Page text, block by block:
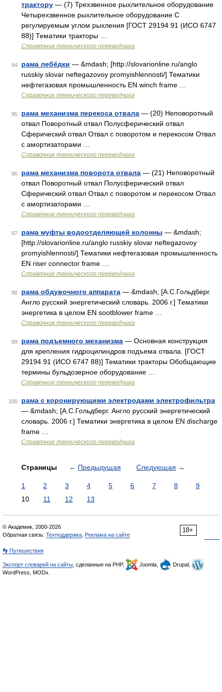
трактору — (7) Трехзвенное рыхлительное оборудование
Четырехзвенное рыхлительное оборудование С
регулируемым углом рыхления [ГОСТ 29194 91 (ИСО 6747
88)] Тематики тракторы …
Справочник технического переводчика
94 рама лебёдки — &mdash; [http://slovarionline.ru/anglo
russkiy slovar neftegazovoy promyishlennosti/] Тематики
нефтегазовая промышленность EN winch frame …
Справочник технического переводчика
95 рама механизма перекоса отвала — (20) Неповоротный
отвал Поворотный отвал Полусферический отвал
Сферический отвал Отвал с поворотом и перекосом Отвал
с амортизаторами …
Справочник технического переводчика
96 рама механизма поворота отвала — (21) Неповоротный
отвал Поворотный отвал Полусферический отвал
Сферический отвал Отвал с поворотом и перекосом Отвал
с амортизаторами …
Справочник технического переводчика
97 рама муфты водоотделяющей колонны — &mdash;
[http://slovarionline.ru/anglo russkiy slovar neftegazovoy
promyishlennosti/] Тематики нефтегазовая промышленность
EN riser connector frame …
Справочник технического переводчика
98 рама обдувочного аппарата — &mdash; [А.С.Гольдберг.
Англо русский энергетический словарь. 2006 г.] Тематики
энергетика в целом EN sootblower frame …
Справочник технического переводчика
99 рама подъемного механизма — Основная конструкция
для крепления гидроцилиндров подъема отвала. [ГОСТ
29194 91 (ИСО 6747 88)] Тематики тракторы Обобщающие
термины бульдозерное оборудование …
Справочник технического переводчика
100
рама с коронирующими электродами электрофильтра
— &mdash; [А.С.Гольдберг. Англо русский энергетический
словарь. 2006 г.] Тематики энергетика в целом EN discharge
frame …
Справочник технического переводчика
Страницы ← Предыдущая Следующая →
1 2 3 4 5 6 7 8
9
10
11 12 13
18+
© Академик, 2000-2026
Обратная связь: Техподдержка Реклама на сайте
👣 Путешествия
Экспорт словарей на сайты , сделанные на PHP, Joomla,
Drupal,
WordPress, MODx.